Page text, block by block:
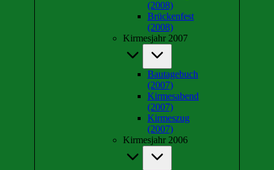
(2008)
Brückenfest
(2008)
Kirmesjahr 2007
Bautagebuch
(2007)
Kirmesabend
(2007)
Kirmeszug
(2007)
Kirmesjahr 2006